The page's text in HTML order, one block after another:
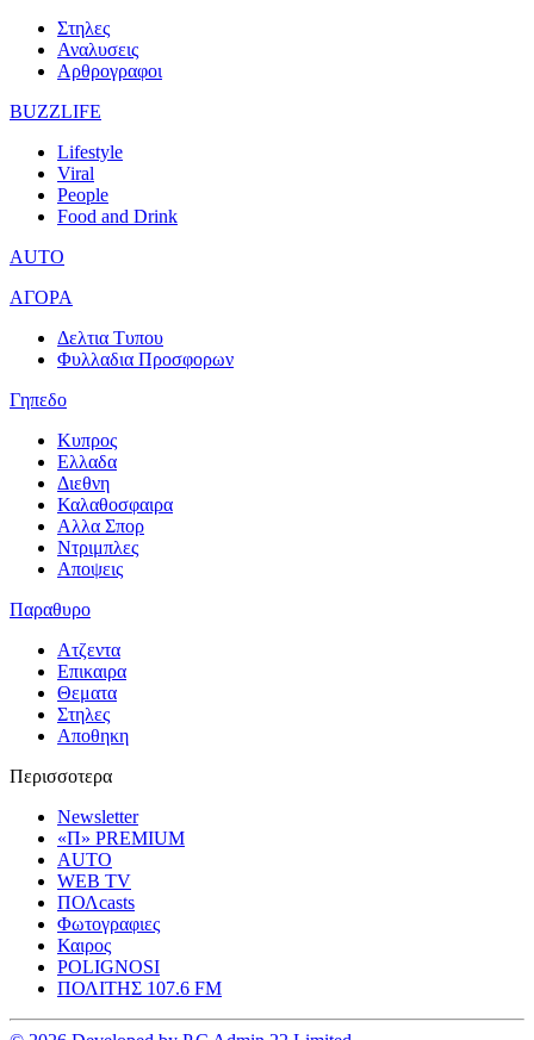
Στηλες
Αναλυσεις
Αρθρογραφοι
BUZZLIFE
Lifestyle
Viral
People
Food and Drink
AUTO
ΑΓΟΡΑ
Δελτια Τυπου
Φυλλαδια Προσφορων
Γηπεδο
Κυπρος
Ελλαδα
Διεθνη
Καλαθοσφαιρα
Αλλα Σπορ
Ντριμπλες
Αποψεις
Παραθυρο
Ατζεντα
Επικαιρα
Θεματα
Στηλες
Αποθηκη
Περισσοτερα
Newsletter
«Π» PREMIUM
AUTO
WEB TV
ΠΟΛcasts
Φωτογραφιες
Καιρος
POLIGNOSI
ΠΟΛΙΤΗΣ 107.6 FM